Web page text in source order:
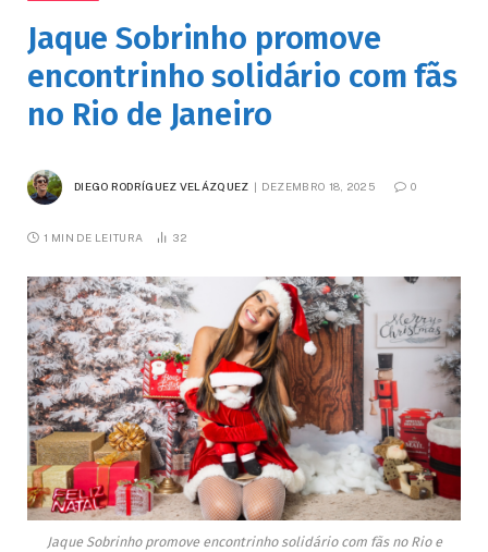
Jaque Sobrinho promove
encontrinho solidário com fãs
no Rio de Janeiro
DIEGO RODRÍGUEZ VELÁZQUEZ DEZEMBRO 18, 2025 0
1 MIN DE LEITURA 32
Jaque Sobrinho promove encontrinho solidário com fãs no Rio e